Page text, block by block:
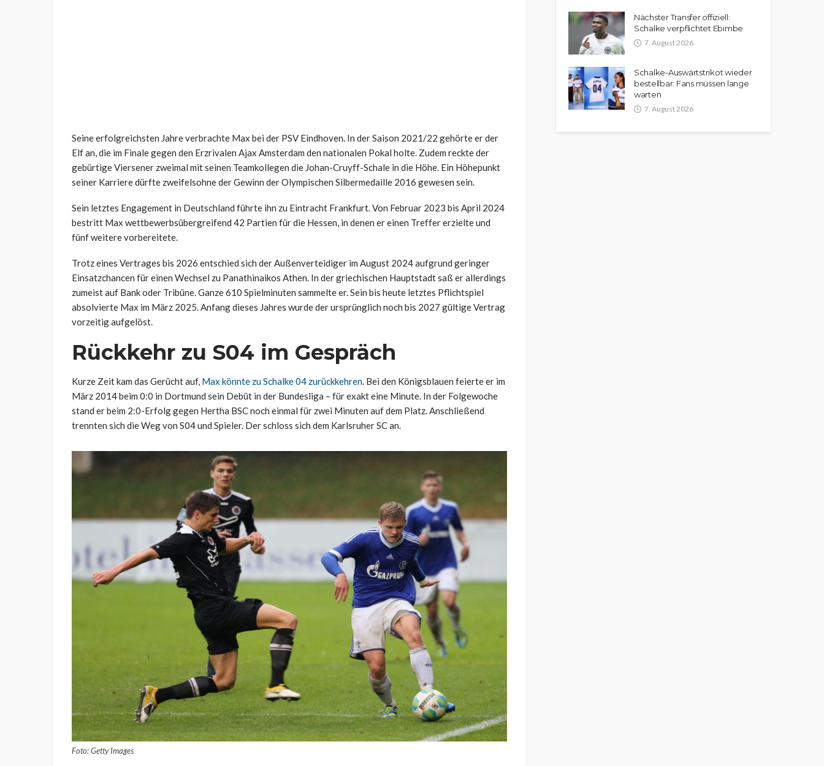
Seine erfolgreichsten Jahre verbrachte Max bei der PSV Eindhoven. In der Saison 2021/22 gehörte er der
Elf an, die im Finale gegen den Erzrivalen Ajax Amsterdam den nationalen Pokal holte. Zudem reckte der
gebürtige Viersener zweimal mit seinen Teamkollegen die Johan-Cruyff-Schale in die Höhe. Ein Höhepunkt
seiner Karriere dürfte zweifelsohne der Gewinn der Olympischen Silbermedaille 2016 gewesen sein.
Sein letztes Engagement in Deutschland führte ihn zu Eintracht Frankfurt. Von Februar 2023 bis April 2024
bestritt Max wettbewerbsübergreifend 42 Partien für die Hessen, in denen er einen Treffer erzielte und
fünf weitere vorbereitete.
Trotz eines Vertrages bis 2026 entschied sich der Außenverteidiger im August 2024 aufgrund geringer
Einsatzchancen für einen Wechsel zu Panathinaikos Athen. In der griechischen Hauptstadt saß er allerdings
zumeist auf Bank oder Tribüne. Ganze 610 Spielminuten sammelte er. Sein bis heute letztes Pflichtspiel
absolvierte Max im März 2025. Anfang dieses Jahres wurde der ursprünglich noch bis 2027 gültige Vertrag
vorzeitig aufgelöst.
Rückkehr zu S04 im Gespräch
Kurze Zeit kam das Gerücht auf, Max könnte zu Schalke 04 zurückkehren. Bei den Königsblauen feierte er im
März 2014 beim 0:0 in Dortmund sein Debüt in der Bundesliga – für exakt eine Minute. In der Folgewoche
stand er beim 2:0-Erfolg gegen Hertha BSC noch einmal für zwei Minuten auf dem Platz. Anschließend
trennten sich die Weg von S04 und Spieler. Der schloss sich dem Karlsruher SC an.
Foto: Getty Images
Nächster Transfer offiziell:
Schalke verpflichtet Ebimbe
7. August 2026
Schalke-Auswärtstrikot wieder
bestellbar: Fans müssen lange
warten
7. August 2026